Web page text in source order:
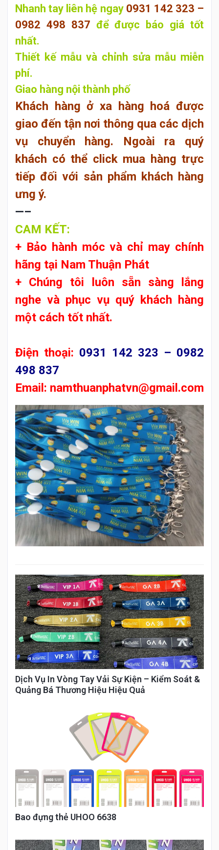
Nhanh tay liên hệ ngay 0931 142 323 –
0982 498 837 đểđược báo giá tốt
nhất.
Thiết kế mẫu và chỉnh sửa mẫu miễn
phí.
Giao hàng nội thành phố
Khách hàng ở xa hàng hoá được
giao đến tận nơi thông qua các dịch
vụ chuyển hàng. Ngoài ra quý
khách có thể click mua hàng trực
tiếp đối với sản phẩm khách hàng
ưng ý.
—–
CAM KẾT:
+ Bảo hành móc và chỉ may chính
hãng tại Nam Thuận Phát
+ Chúng tôi luôn sẵn sàng lắng
nghe và phục vụ quý khách hàng
một cách tốt nhất.
Điện thoại: 0931 142 323 – 0982
498 837
Email: namthuanphatvn@gmail.com
Dịch Vụ In Vòng Tay Vải Sự Kiện – Kiểm Soát &
Quảng Bá Thương Hiệu Hiệu Quả
Bao đựng thẻ UHOO 6638